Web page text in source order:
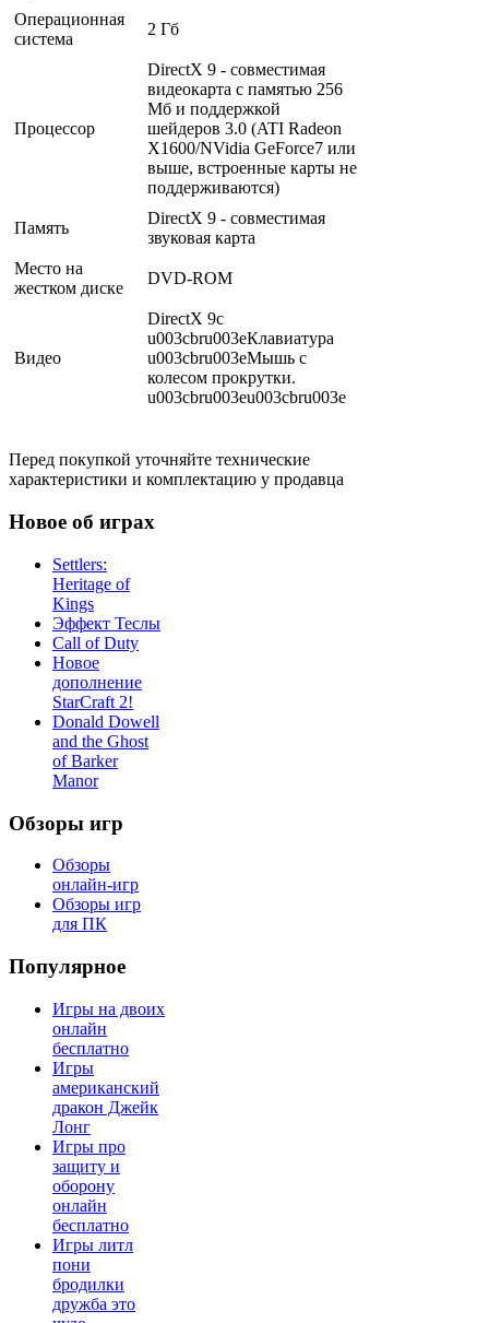
Операционная
система
2 Гб
Процессор
DirectX 9 - совместимая
видеокарта с памятью 256
Мб и поддержкой
шейдеров 3.0 (ATI Radeon
X1600/NVidia GeForce7 или
выше, встроенные карты не
поддерживаются)
Память
DirectX 9 - совместимая
звуковая карта
Место на
жестком диске
DVD-ROM
Видео
DirectX 9c
u003cbru003eКлавиатура
u003cbru003eМышь с
колесом прокрутки.
u003cbru003eu003cbru003e
Перед покупкой уточняйте технические
характеристики и комплектацию у продавца
Новое об играх
Settlers:
Heritage of
Kings
Эффект Теслы
Call of Duty
Новое
дополнение
StarCraft 2!
Donald Dowell
and the Ghost
of Barker
Manor
Обзоры игр
Обзоры
онлайн-игр
Обзоры игр
для ПК
Популярное
Игры на двоих
онлайн
бесплатно
Игры
американский
дракон Джейк
Лонг
Игры про
защиту и
оборону
онлайн
бесплатно
Игры литл
пони
бродилки
дружба это